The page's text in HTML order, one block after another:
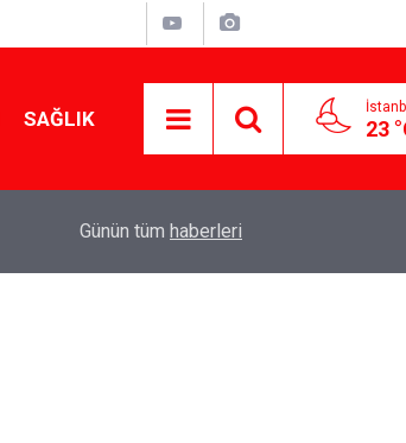
SAĞLIK 23
yapmanın sırrı
Günün tüm haberleri